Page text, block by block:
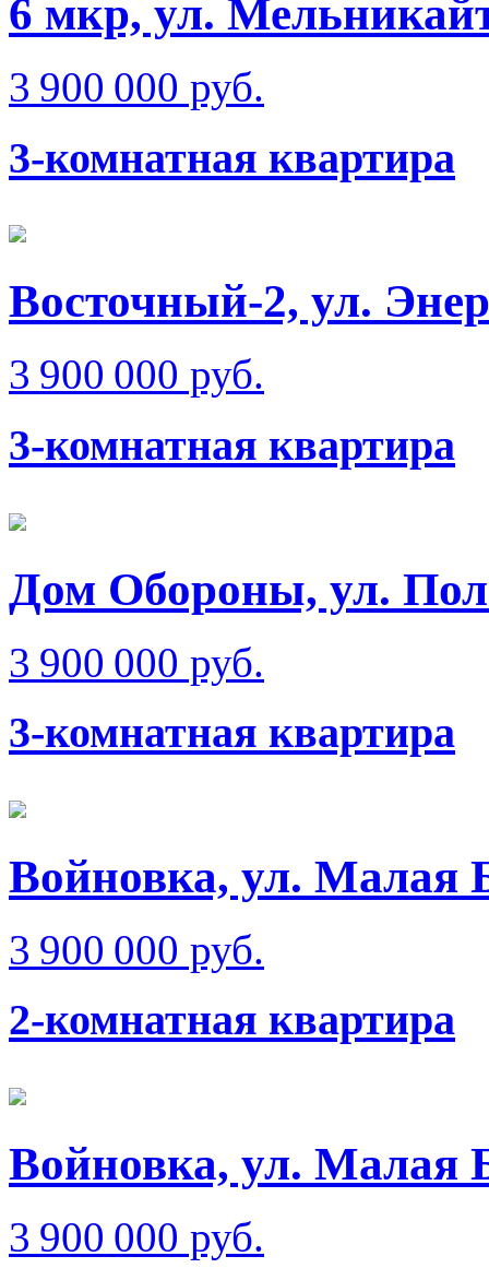
6 мкр, ул.
3 900 000 руб.
3-комнатная квартира
Восточный-2, ул.
3 900 000 руб.
3-комнатная квартира
Дом Обороны, ул.
3 900 000 руб.
3-комнатная квартира
Войновка, ул. Малая
3 900 000 руб.
2-комнатная квартира
Войновка, ул. Малая
3 900 000 руб.